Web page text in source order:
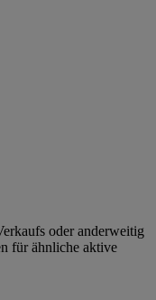
oder anderweitig
für ähnliche aktive